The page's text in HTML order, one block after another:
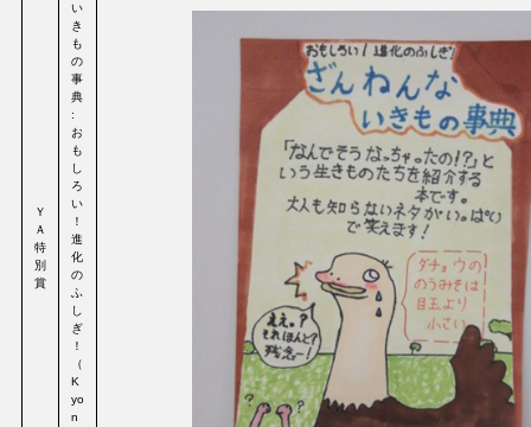
Ｙ
Ａ
特
別
賞
い
き
も
の
事
典
:
お
も
し
ろ
い
！
進
化
の
ふ
し
ぎ
！
（
K
yo
n